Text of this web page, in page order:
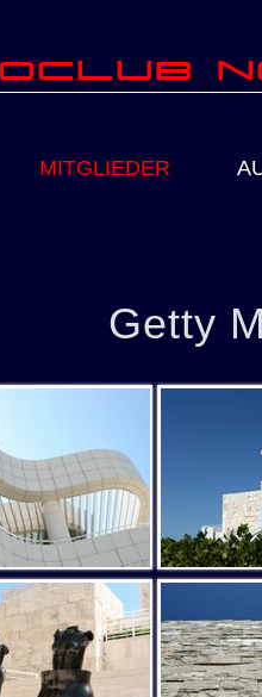
MITGLIEDER
Getty